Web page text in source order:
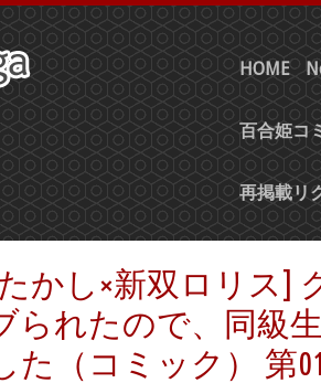
HOME
百合姫コ
再掲載リ
かし×新双ロリス]
られたので、同級
た（コミック） 第